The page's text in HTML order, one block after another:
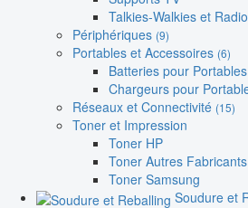
Talkies-Walkies et Radio
Périphériques (9)
Portables et Accessoires (6)
Batteries pour Portables
Chargeurs pour
Réseaux et Connectivité (15)
Toner et Impression
Toner HP
Toner Autres Fabricants
Toner Samsung
Soudure et